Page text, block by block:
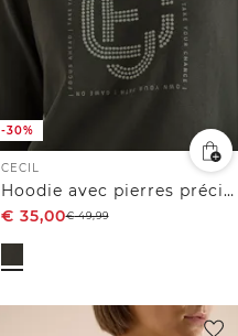
-30%
CECIL
Hoodie avec pierres précieuses
€ 35,00€49,99